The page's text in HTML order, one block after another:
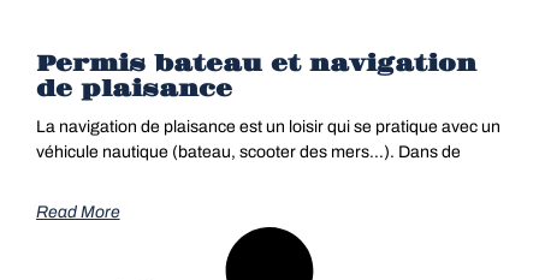
Permis bateau et navigation
de plaisance
La navigation de plaisance est un loisir qui se pratique avec un
véhicule nautique (bateau, scooter des mers…). Dans de
Read More